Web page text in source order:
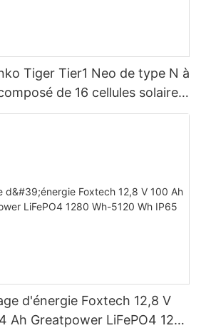
Tiger Tier1 Neo de type N à
de 16 cellules solaires
de 590 W, 620 W, 630
d'énergie Foxtech 12,8 V
Ah Greatpower LiFePO4 1280